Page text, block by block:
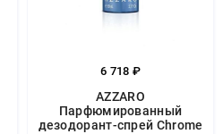
6 718 ₽
AZZARO
Парфюмированный
дезодорант-спрей Chrome